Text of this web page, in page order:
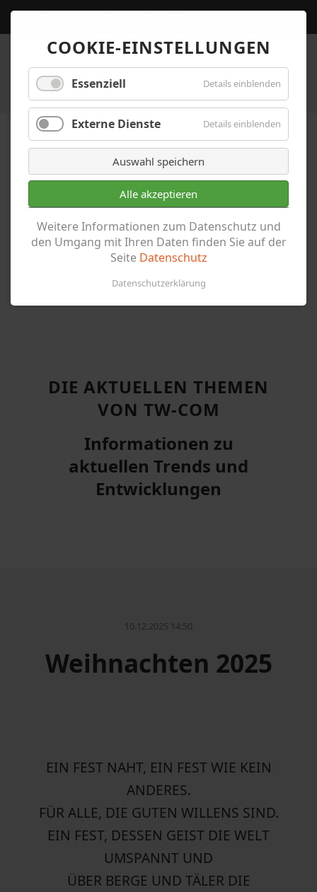
Home Kontakt Karriere
Aktuelles
DIE AKTUELLEN THEMEN
VON TW-COM
Informationen zu
aktuellen Trends und
Entwicklungen
10.12.2025 14:50
Weihnachten 2025
EIN FEST NAHT, EIN FEST WIE KEIN
ANDERES.
FÜR ALLE, DIE GUTEN WILLENS SIND.
EIN FEST, DESSEN GEIST DIE WELT
UMSPANNT UND
ÜBER BERGE UND TÄLER DIE
COOKIE-EINSTELLUNGEN
Essenziell Details einblenden
Externe Dienste Details einblenden
Auswahl speichern
Alle akzeptieren
Weitere Informationen zum Datenschutz und
den Umgang mit Ihren Daten finden Sie auf der
Seite Datenschutz
Datenschutzerklärung